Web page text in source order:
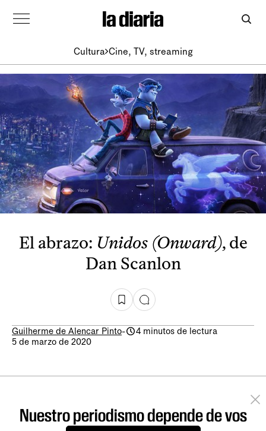
Cultura Cine, TV, streaming
El abrazo: Unidos (Onward), de
Dan Scanlon
Guilherme de Alencar Pinto-
4 minutos de lectura
5 de marzo de 2020
Nuestro periodismo depende de vos